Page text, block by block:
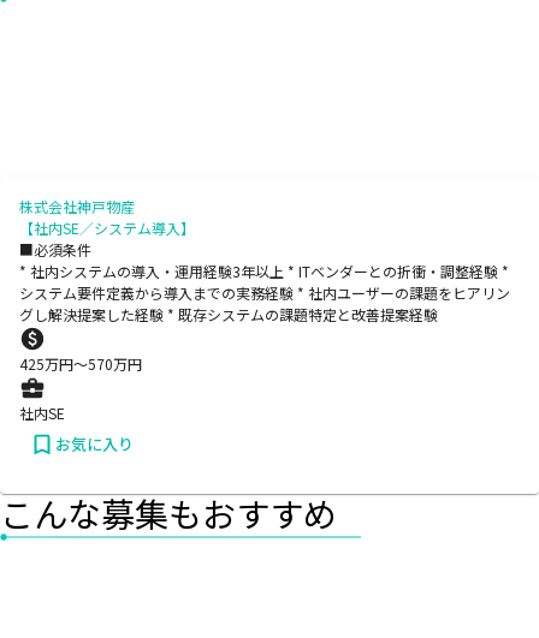
株式会社神戸物産
【社内SE／システム導入】
■必須条件
* 社内システムの導入・運用経験3年以上 * ITベンダーとの折衝・調整経験 *
システム要件定義から導入までの実務経験 * 社内ユーザーの課題をヒアリン
グし解決提案した経験 * 既存システムの課題特定と改善提案経験
425万円〜570万円
社内SE
お気に入り
こんな募集もおすすめ